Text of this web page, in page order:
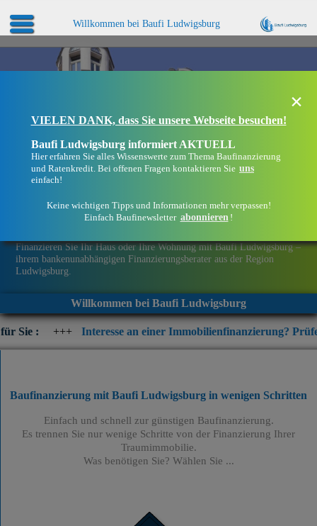
Willkommen bei Baufi Ludwigsburg
Finanzieren Sie Ihr Haus oder Ihre Wohnung mit Baufi Ludwigsburg –
ihrem bankenunabhängigen Finanzierungsberater aus der Region
Ludwigsburg.
Willkommen bei Baufi Ludwigsburg
Interesse an einer Immobilienfinanzierung? Prüfen Sie jetzt
×
VIELEN DANK, dass Sie unsere Webseite besuchen!
Baufi Ludwigsburg informiert AKTUELL
Hier erfahren Sie alles Wissenswerte zum Thema Baufinanzierung
und Ratenkredit. Bei offenen Fragen kontaktieren Sie uns
einfach!
Keine wichtigen Tipps und Informationen mehr verpassen!
Einfach Baufinewsletter abonnieren !
Baufinanzierung mit Baufi Ludwigsburg in wenigen Schritten
Einfach und schnell zur günstigen Baufinanzierung.
Es trennen Sie nur wenige Schritte von der Finanzierung Ihrer
Traumimmobilie.
Was benötigen Sie? Wählen Sie ...